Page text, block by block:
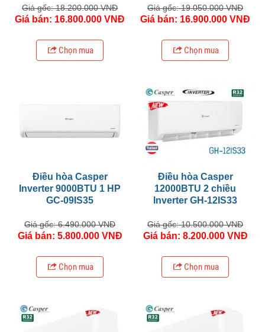
Giá gốc: 18.200.000 VNĐ
Giá bán: 16.800.000 VNĐ
Chọn mua
Giá gốc: 19.050.000 VNĐ
Giá bán: 16.900.000 VNĐ
Chọn mua
Điều hòa Casper
Inverter 9000BTU 1 HP
GC-09IS35
Giá gốc: 6.490.000 VNĐ
Giá bán: 5.800.000 VNĐ
Chọn mua
Điều hòa Casper
12000BTU 2 chiều
Inverter GH-12IS33
Giá gốc: 10.500.000 VNĐ
Giá bán: 8.200.000 VNĐ
Chọn mua